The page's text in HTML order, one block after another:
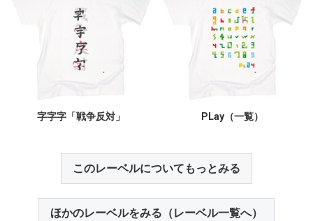
字字字「戦争反対」 PLay（一覧）
このレーベルについてもっとみる
ほかのレーベルをみる（レーベル一覧へ）